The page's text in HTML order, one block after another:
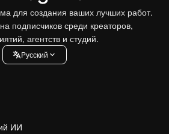
для создания ваших лучших работ.
подписчиков среди креаторов,
агентств и студий.
Pусский
ИИ